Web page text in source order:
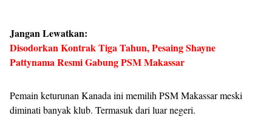
Jangan Lewatkan:
Disodorkan Kontrak Tiga Tahun, Pesaing Shayne
Pattynama Resmi Gabung PSM Makassar
Pemain keturunan Kanada ini memilih PSM Makassar meski
diminati banyak klub. Termasuk dari luar negeri.